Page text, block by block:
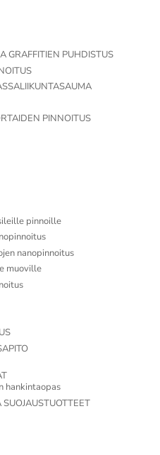
GRAFFITIEN PUHDISTUS
PINNOITUS
pinnoille
nanopinnoitus
muoville
hankintaopas